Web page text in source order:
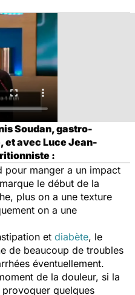
Soudan, gastro-
et avec Luce Jean-
:
pour manger a un impact
marque le début de la
plus on a une texture
on a une
et diabète, le
de beaucoup de troubles
éventuellement.
de la douleur, si la
quelques